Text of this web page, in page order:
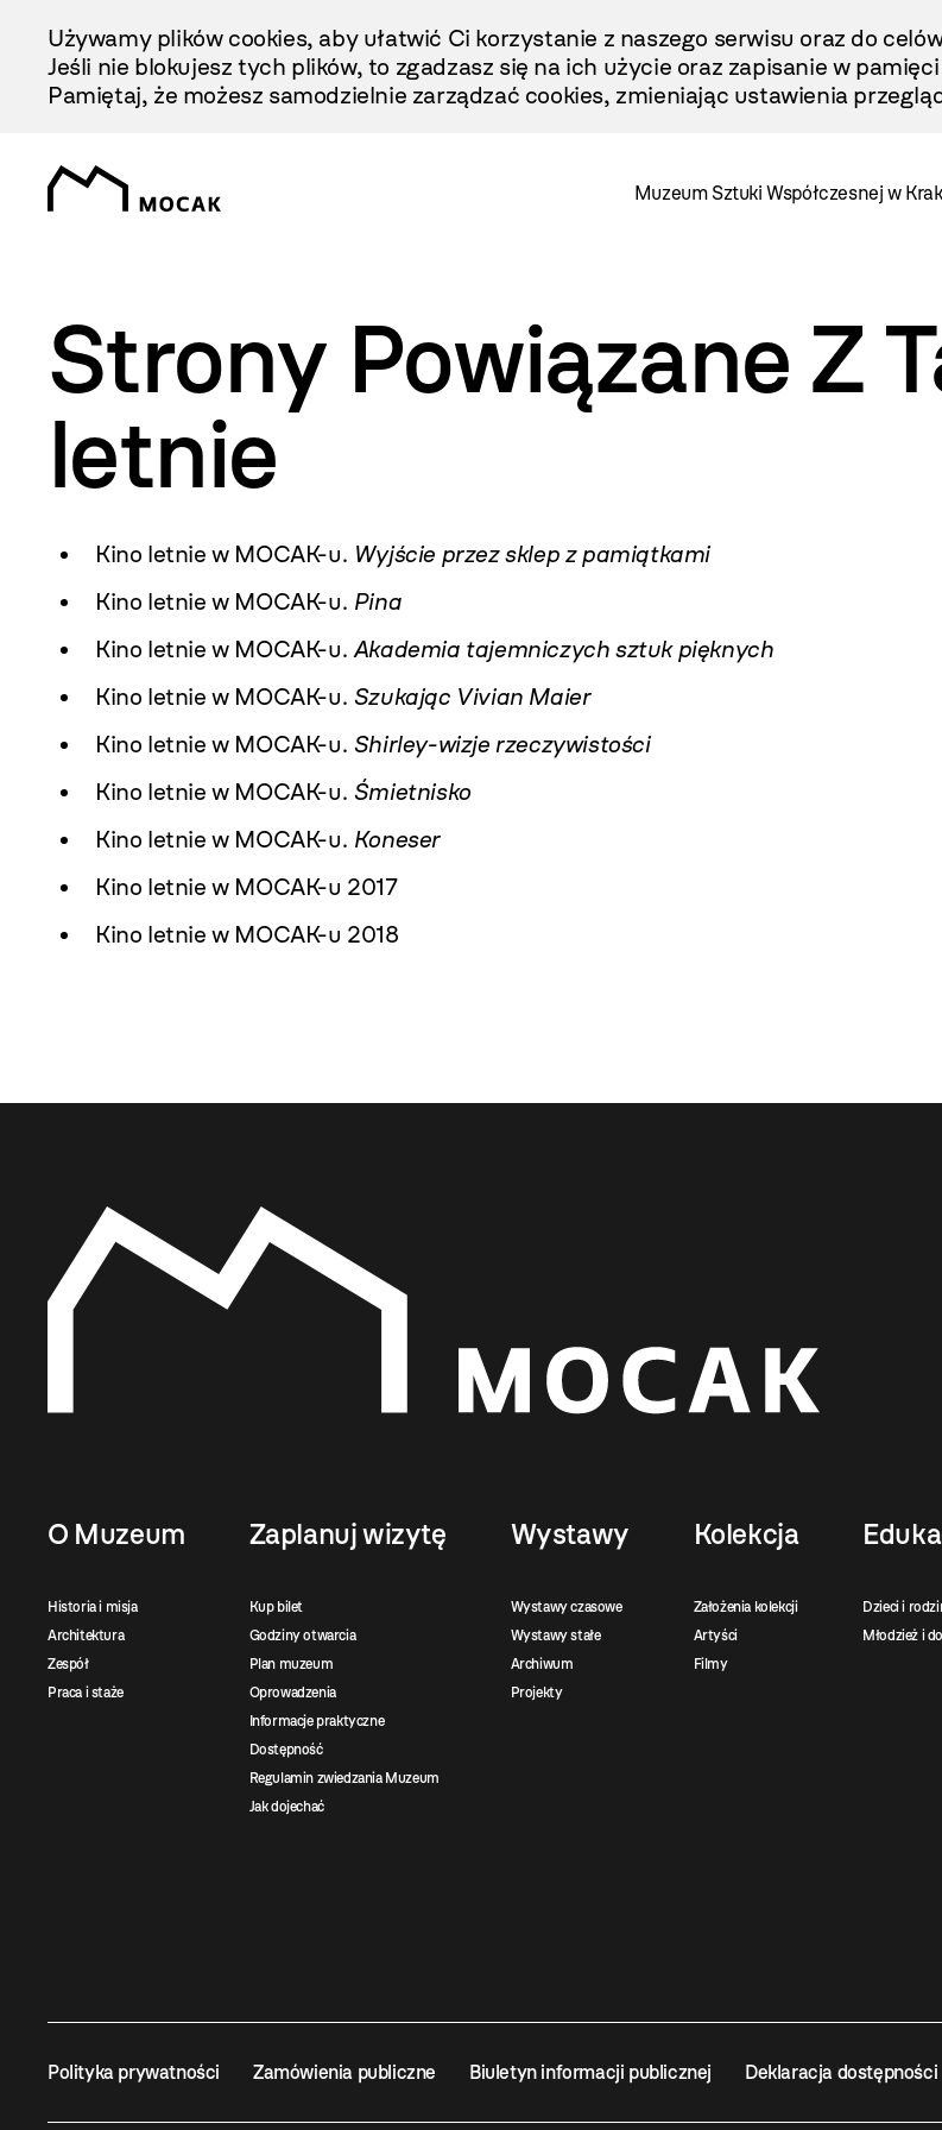
Treści
Używamy plików cookies, aby ułatwić Ci korzystanie z naszego serwisu oraz do
Jeśli nie blokujesz tych plików, to zgadzasz się na ich użycie oraz zapisanie w
Pamiętaj, że możesz samodzielnie zarządzać cookies, zmieniając ustawienia
Muzeum Sztuki Współczesnej w
Strony Powiązane Z
letnie
Kino letnie w MOCAK-u. Wyjście przez sklep z pamiątkami
Kino letnie w MOCAK-u. Pina
Kino letnie w MOCAK-u. Akademia tajemniczych sztuk pięknych
Kino letnie w MOCAK-u. Szukając Vivian Maier
Kino letnie w MOCAK-u. Shirley-wizje rzeczywistości
Kino letnie w MOCAK-u. Śmietnisko
Kino letnie w MOCAK-u. Koneser
Kino letnie w MOCAK-u 2017
Kino letnie w MOCAK-u 2018
O Muzeum
Historia i misja
Architektura
Zespół
Praca i staże
Zaplanuj wizytę
Kup bilet
Godziny otwarcia
Plan muzeum
Oprowadzenia
Informacje praktyczne
Dostępność
Regulamin zwiedzania Muzeum
Jak dojechać
Wystawy
Wystawy czasowe
Wystawy stałe
Archiwum
Projekty
Kolekcja
Założenia kolekcji
Artyści
Filmy
Dzieci i
Młodzież i
Polityka prywatności Zamówienia publiczne Biuletyn informacji publicznej Deklaracja dostępności